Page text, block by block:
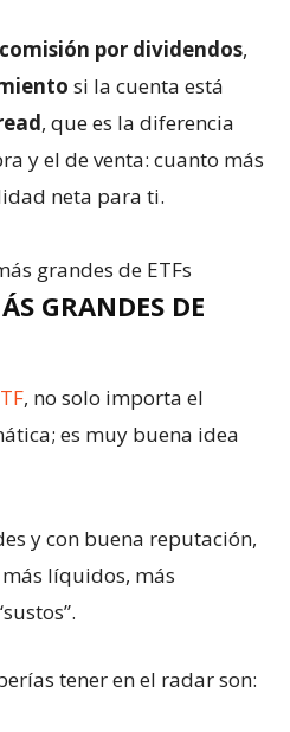
comisión por dividendos,
si la cuenta está
, que es la diferencia
y el de venta: cuanto más
neta para ti.
GRANDES DE
, no solo importa el
es muy buena idea
y con buena reputación,
líquidos, más
tener en el radar son: